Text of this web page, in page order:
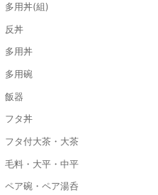
多用丼(組)
反丼
多用丼
多用碗
飯器
フタ丼
フタ付大茶・大茶
毛料・大平・中平
ペア碗・ペア湯呑